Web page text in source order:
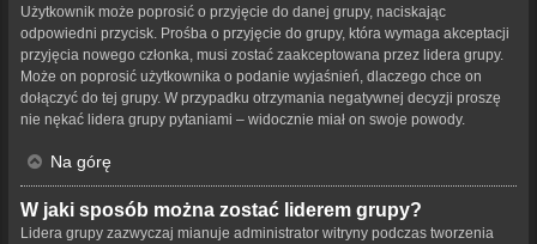
Użytkownik może poprosić o przyjęcie do danej grupy, naciskając
odpowiedni przycisk. Prośba o przyjęcie do grupy, która wymaga akceptacji
przyjęcia nowego członka, musi zostać zaakceptowana przez lidera grupy.
Może on poprosić użytkownika o podanie wyjaśnień, dlaczego chce on
dołączyć do tej grupy. W przypadku otrzymania negatywnej decyzji proszę
nie nękać lidera grupy pytaniami – widocznie miał on swoje powody.
Na górę
W jaki sposób można zostać liderem grupy?
Lidera grupy zazwyczaj mianuje administrator witryny podczas tworzenia